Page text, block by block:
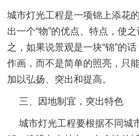
城市灯光工程是一项锦上添花
出一个“物”的优点、特点，使
之，如果说景观是一块“锦”的
作画，而不是简单的照亮，只
加以弘扬、突出和提高。
三、因地制宜，突出特色
城市灯光工程要根据不同城